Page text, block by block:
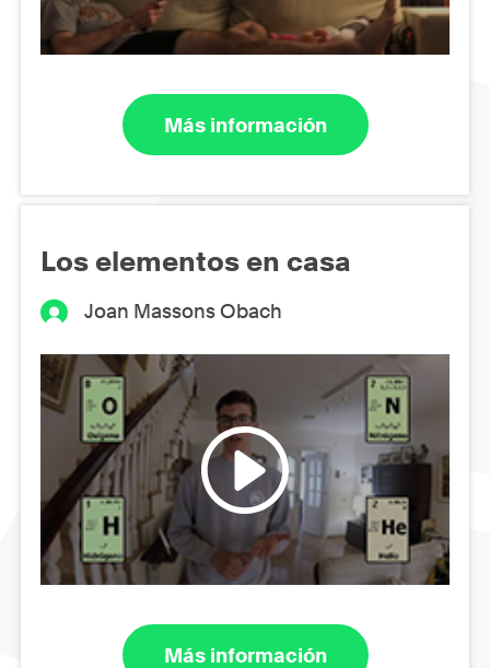
Más información
Los elementos en casa
Joan Massons Obach
Más información